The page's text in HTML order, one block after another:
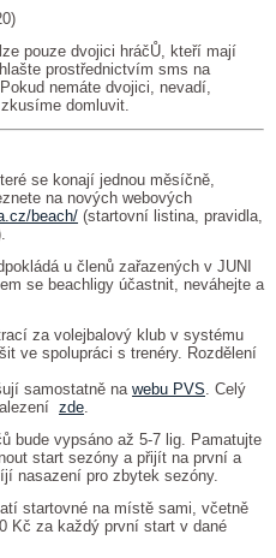
pouze dvojici hráčŮ, kteří mají
prostřednictvím sms na
nemáte dvojici, nevadí,
domluvit.
se konají jednou měsíčně,
na nových webových
beach/ (startovní listina, pravidla,
u členů zařazených v JUNI
se beachligy účastnit, neváhejte a
za volejbalový klub v systému
ve spolupráci s trenéry. Rozdělení
samostatně na webu PVS . Celý
zde
bude vypsáno až 5-7 lig. Pamatujte
start sezóny a přijít na první a
nasazení pro zbytek sezóny.
startovné na místě sami, včetně
Kč za každý první start v dané